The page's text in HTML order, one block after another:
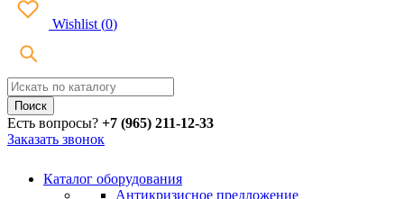
Wishlist (0)
Есть вопросы? +7 (965) 211-12-33
Заказать звонок
Каталог оборудования
Антикризисное предложение